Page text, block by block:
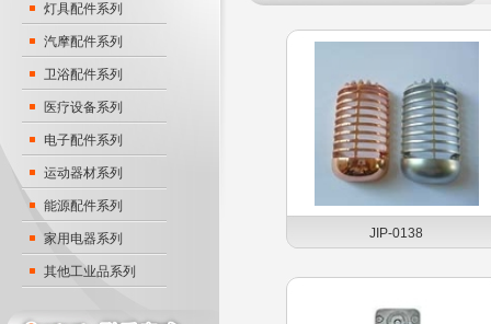
灯具配件系列
汽摩配件系列
卫浴配件系列
医疗设备系列
电子配件系列
运动器材系列
能源配件系列
家用电器系列
其他工业品系列
JIP-0138